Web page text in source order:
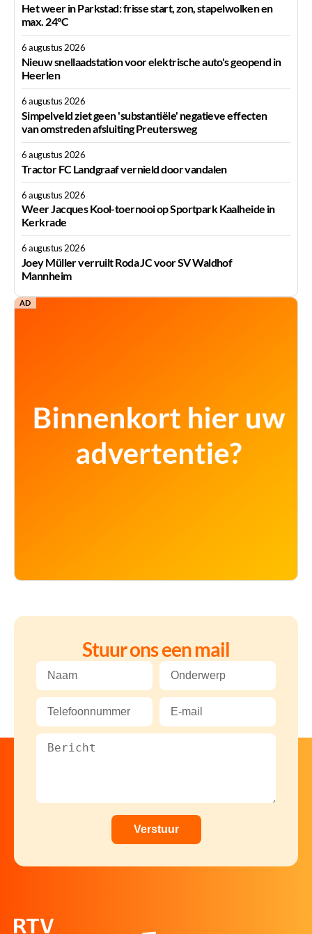
Het weer in Parkstad: frisse start, zon, stapelwolken en
max. 24°C
6 augustus 2026
Nieuw snellaadstation voor elektrische auto's geopend in
Heerlen
6 augustus 2026
Simpelveld ziet geen 'substantiële' negatieve effecten
van omstreden afsluiting Preutersweg
6 augustus 2026
Tractor FC Landgraaf vernield door vandalen
6 augustus 2026
Weer Jacques Kool-toernooi op Sportpark Kaalheide in
Kerkrade
6 augustus 2026
Joey Müller verruilt Roda JC voor SV Waldhof
Mannheim
AD
Stuur ons een mail